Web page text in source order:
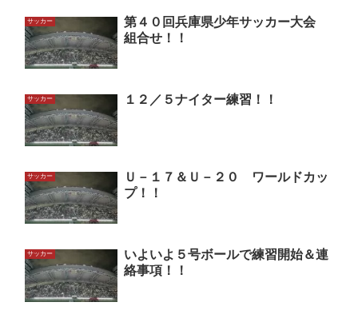
サッカー
第４０回兵庫県少年サッカー大会
組合せ！！
サッカー １２／５ナイター練習！！
サッカー
Ｕ－１７＆Ｕ－２０ ワールドカッ
プ！！
サッカー
いよいよ５号ボールで練習開始＆連
絡事項！！